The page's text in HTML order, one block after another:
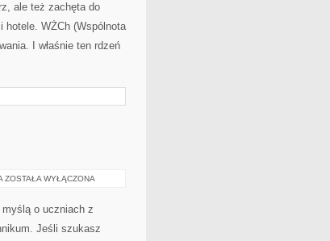
ale też zachęta do
hotele. WŻCh (Wspólnota
I właśnie ten rdzeń
JĘZYK
ZOSTAŁA WYŁĄCZONA
o uczniach z
Jeśli szukasz